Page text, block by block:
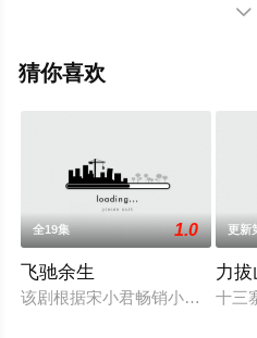
看高清无删减完整版电视剧全
解。

猜你喜欢
全19集 1.0
飞驰余生
该剧根据宋小君畅销小说《如
更新
力拔
十三